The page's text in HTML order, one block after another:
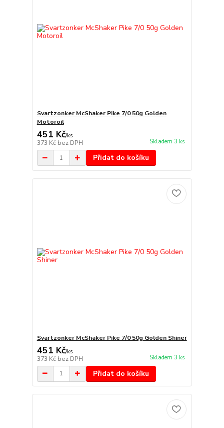
Svartzonker McShaker Pike 7/0 50g Golden
Motoroil
451 Kč/ks
373 Kč bez DPH Skladem 3 ks
Přidat do košíku
Svartzonker McShaker Pike 7/0 50g Golden Shiner
451 Kč/ks
373 Kč bez DPH Skladem 3 ks
Přidat do košíku